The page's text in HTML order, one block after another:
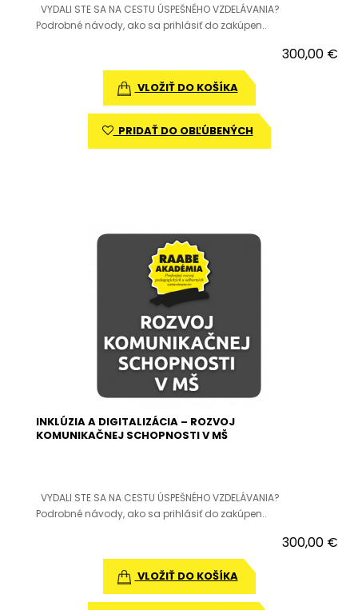
VYDALI STE SA NA CESTU ÚSPEŠNÉHO VZDELÁVANIA?
Podrobné návody, ako sa prihlásiť do zakúpen..
300,00 €
VLOŽIŤ DO KOŠÍKA
PRIDAŤ DO OBĽÚBENÝCH
INKLÚZIA A DIGITALIZÁCIA – ROZVOJ
KOMUNIKAČNEJ SCHOPNOSTI V MŠ
VYDALI STE SA NA CESTU ÚSPEŠNÉHO VZDELÁVANIA?
Podrobné návody, ako sa prihlásiť do zakúpen..
300,00 €
VLOŽIŤ DO KOŠÍKA